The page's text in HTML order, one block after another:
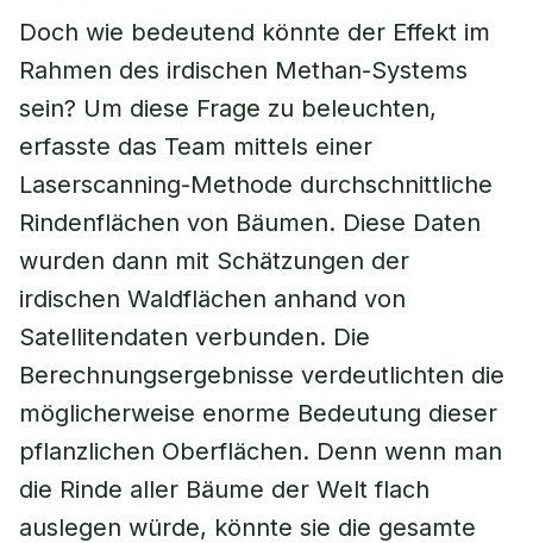
Doch wie bedeutend könnte der Effekt im
Rahmen des irdischen Methan-Systems
sein? Um diese Frage zu beleuchten,
erfasste das Team mittels einer
Laserscanning-Methode durchschnittliche
Rindenflächen von Bäumen. Diese Daten
wurden dann mit Schätzungen der
irdischen Waldflächen anhand von
Satellitendaten verbunden. Die
Berechnungsergebnisse verdeutlichten die
möglicherweise enorme Bedeutung dieser
pflanzlichen Oberflächen. Denn wenn man
die Rinde aller Bäume der Welt flach
auslegen würde, könnte sie die gesamte